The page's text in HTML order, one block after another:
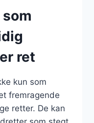
ret
kun som
fremragende
retter. De kan